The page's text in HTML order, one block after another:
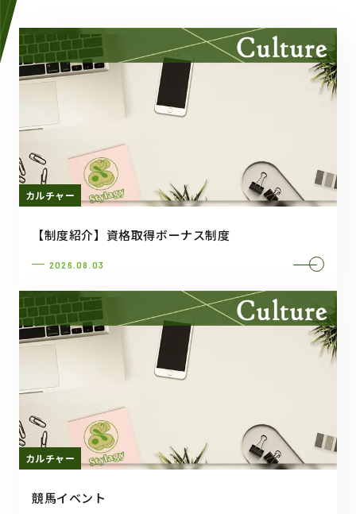
カルチャー
【制度紹介】資格取得ボーナス制度
2026.08.03
カルチャー
競馬イベント